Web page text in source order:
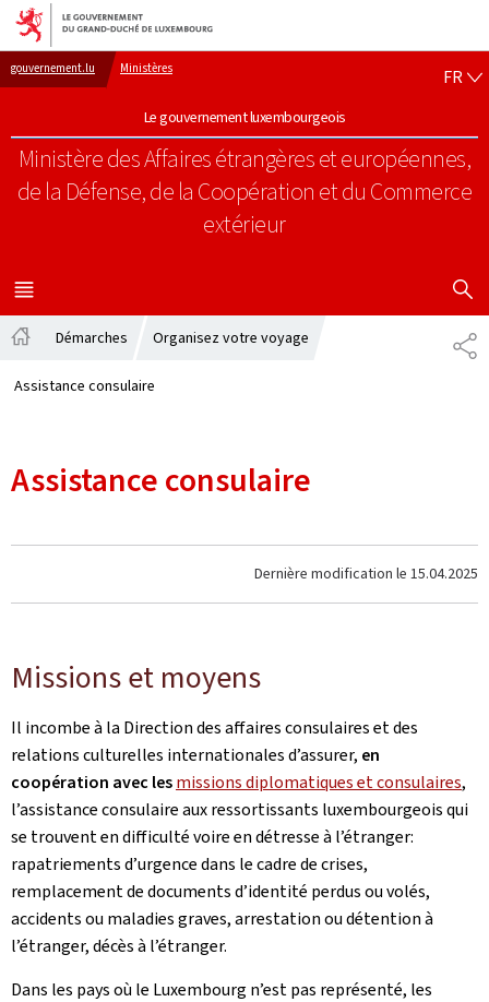
Aller au menu principal
Aller au contenu
gouvernement.lu Ministères
Le gouvernement luxembourgeois
Ministère des Affaires étrangères et européennes,
de la Défense, de la Coopération et du Commerce
extérieur
FR
MENU
PRINCIPAL
Démarches Organisez votre voyage
Assistance consulaire
Assistance consulaire
Dernière modification le 15.04.2025
Missions et moyens
Il incombe à la Direction des affaires consulaires et des
relations culturelles internationales d’assurer, en
coopération avec lesmissions diplomatiques et consulaires,
l’assistance consulaire aux ressortissants luxembourgeois qui
se trouvent en difficulté voire en détresse à l’étranger:
rapatriements d’urgence dans le cadre de crises,
remplacement de documents d’identité perdus ou volés,
accidents ou maladies graves, arrestation ou détention à
l’étranger, décès à l’étranger.
Dans les pays où le Luxembourg n’est pas représenté, les